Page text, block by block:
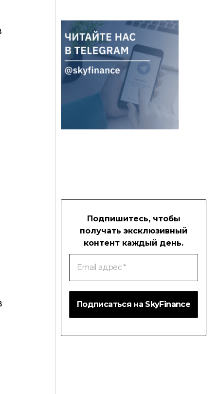
Подпишитесь, чтобы
получать эксклюзивный
контент каждый день.
адрес